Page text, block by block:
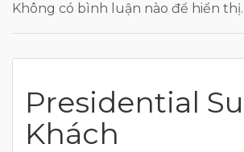
Không có bình luận nào để hiển thị.
Presidential
Khách